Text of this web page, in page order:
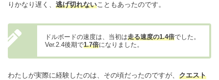
りかなり遅く、 逃げ切れないこともあったのです。
ドルボードの速度は、当初は走る速度の1.4倍でした。
Ver.2.4後期で1.7倍になりました。
わたしが実際に経験したのは、その頃だったのですが、 クエスト